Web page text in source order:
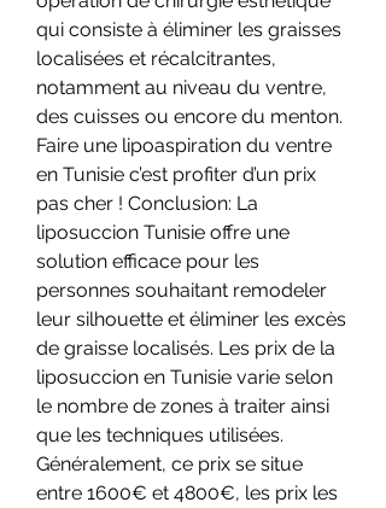
qui consiste à éliminer les graisses
localisées et récalcitrantes,
notamment au niveau du ventre,
des cuisses ou encore du menton.
Faire une lipoaspiration du ventre
en Tunisie c’est profiter d’un prix
pas cher ! Conclusion: La
liposuccion Tunisie offre une
solution efficace pour les
personnes souhaitant remodeler
leur silhouette et éliminer les excès
de graisse localisés. Les prix de la
liposuccion en Tunisie varie selon
le nombre de zones à traiter ainsi
que les techniques utilisées.
Généralement, ce prix se situe
entre 1600€ et 4800€, les prix les